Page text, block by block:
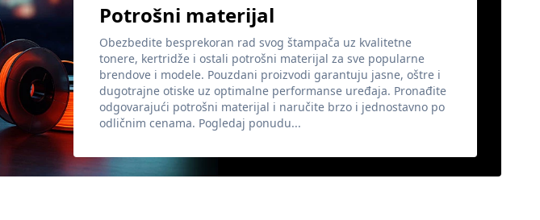
Potrošni materijal
Obezbedite besprekoran rad svog štampača uz kvalitetne
tonere, kertridže i ostali potrošni materijal za sve popularne
brendove i modele. Pouzdani proizvodi garantuju jasne, oštre i
dugotrajne otiske uz optimalne performanse uređaja. Pronađite
odgovarajući potrošni materijal i naručite brzo i jednostavno po
odličnim cenama. Pogledaj ponudu...